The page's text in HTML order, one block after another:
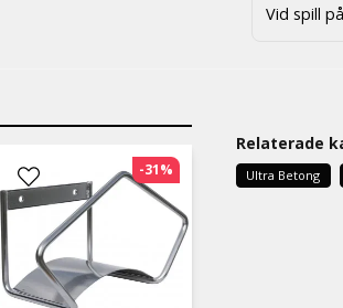
Vid spill
-31%
Relaterade
Ultra Betong